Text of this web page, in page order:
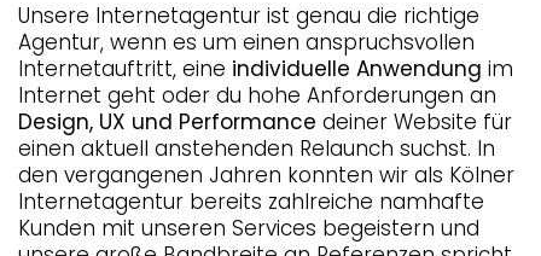
Unsere Internetagentur ist genau die richtige
Agentur, wenn es um einen anspruchsvollen
Internetauftritt, eine individuelle Anwendung im
Internet geht oder du hohe Anforderungen an
Design, UX und Performance deiner Website für
einen aktuell anstehenden Relaunch suchst. In
den vergangenen Jahren konnten wir als Kölner
Internetagentur bereits zahlreiche namhafte
Kunden mit unseren Services begeistern und